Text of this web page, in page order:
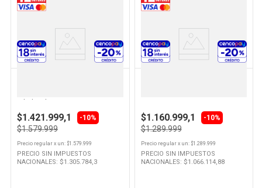
Ver
Producto
$1.421.999,1 -10%
$1.579.999
Precio regular x un: $1.579.999
PRECIO SIN IMPUESTOS
NACIONALES: $1.305.784,3
Ver
Producto
$1.160.999,1 -10%
$1.289.999
Precio regularx un: $1.289.999
PRECIO SIN IMPUESTOS
NACIONALES: $1.066.114,88